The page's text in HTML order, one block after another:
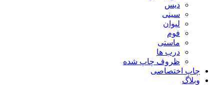
دیس
سینی
لیوان
فوم
ماستی
درب ها
ظروف چاپ شده
چاپ اختصاصی
وبلاگ